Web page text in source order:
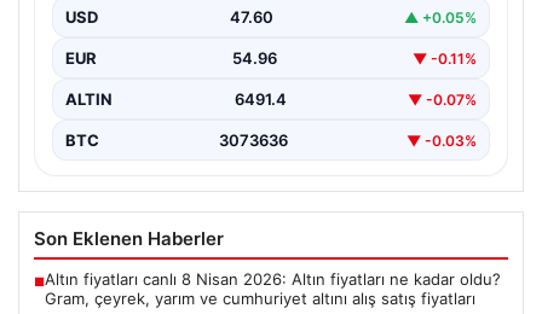
USD 47.60 ▲ +0.05%
EUR 54.96 ▼ -0.11%
ALTIN 6491.4 ▼ -0.07%
BTC 3073636 ▼ -0.03%
Son Eklenen Haberler
■Altın fiyatları canlı 8 Nisan 2026: Altın fiyatları ne kadar oldu?
Gram, çeyrek, yarım ve cumhuriyet altını alış satış fiyatları